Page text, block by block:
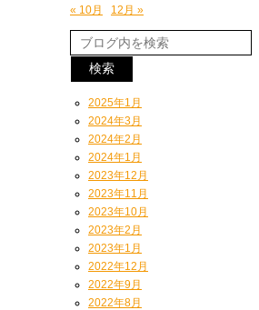
« 10月
12月 »
2025年1月
2024年3月
2024年2月
2024年1月
2023年12月
2023年11月
2023年10月
2023年2月
2023年1月
2022年12月
2022年9月
2022年8月